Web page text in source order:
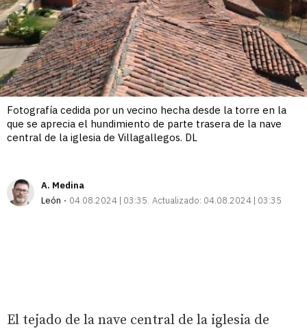
Fotografía cedida por un vecino hecha desde la torre en la
que se aprecia el hundimiento de parte trasera de la nave
central de la iglesia de Villagallegos. DL
A. Medina
León
04.08.2024 | 03:35 Actualizado: 04.08.2024 | 03:35
El tejado de la nave central de la iglesia de